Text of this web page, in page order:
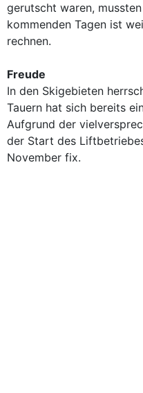
gerutscht waren,
kommenden Tagen ist
rechnen.
Freude
In den Skigebieten
Tauern hat sich bereits
Aufgrund der
der Start des
November fix.